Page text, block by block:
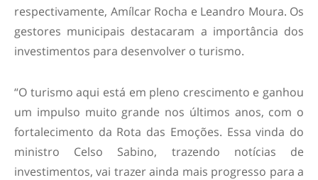
respectivamente, Amílcar Rocha e Leandro Moura. Os
gestores municipais destacaram a importância dos
investimentos para desenvolver o turismo.
“O turismo aqui está em pleno crescimento e ganhou
um impulso muito grande nos últimos anos, com o
fortalecimento da Rota das Emoções. Essa vinda do
ministro Celso Sabino, trazendo notícias de
investimentos, vai trazer ainda mais progresso para a